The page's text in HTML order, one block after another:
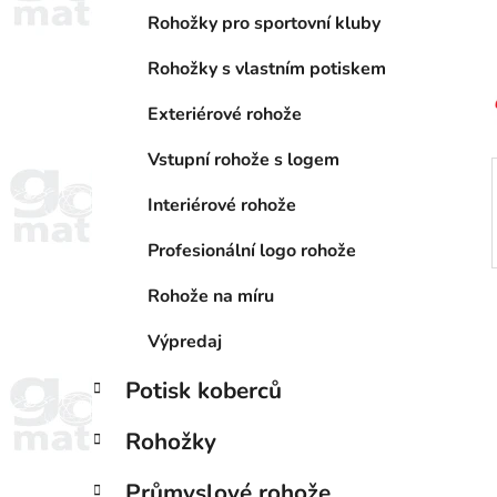
Rohožky pro sportovní kluby
Rohožky s vlastním potiskem
Exteriérové rohože
Vstupní rohože s logem
Interiérové rohože
Profesionální logo rohože
Rohože na míru
Výpredaj
Potisk koberců
Rohožky